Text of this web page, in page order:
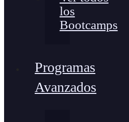
los
Bootcamps
Programas
Avanzados